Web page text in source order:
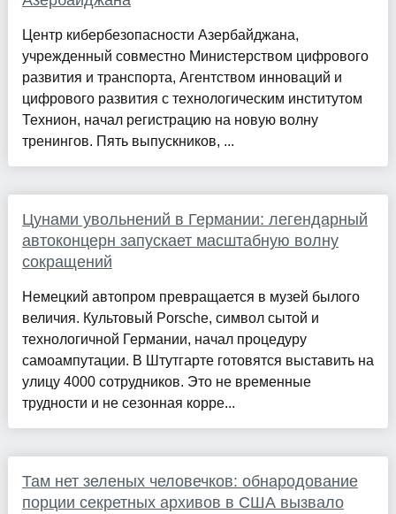
Центр кибербезопасности Азербайджана,
учрежденный совместно Министерством цифрового
развития и транспорта, Агентством инноваций и
цифрового развития с технологическим институтом
Технион, начал регистрацию на новую волну
тренингов. Пять выпускников, ...
Цунами увольнений в Германии: легендарный
автоконцерн запускает масштабную волну
сокращений
Немецкий автопром превращается в музей былого
величия. Культовый Porsche, символ сытой и
технологичной Германии, начал процедуру
самоампутации. В Штутгарте готовятся выставить на
улицу 4000 сотрудников. Это не временные
трудности и не сезонная корре...
Там нет зеленых человечков: обнародование
порции секретных архивов в США вызвало